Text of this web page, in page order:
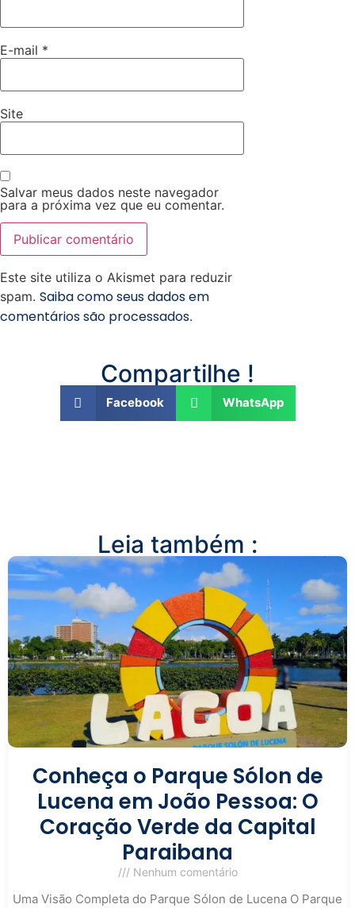
E-mail *
Site
Salvar meus dados neste navegador
para a próxima vez que eu comentar.
Este site utiliza o Akismet para reduzir
spam. Saiba como seus dados em
comentários são processados.
Compartilhe !
Facebook WhatsApp
Leia também :
Conheça o Parque Sólon de
Lucena em João Pessoa: O
Coração Verde da Capital
Paraibana
Nenhum comentário
Uma Visão Completa do Parque Sólon de Lucena O Parque